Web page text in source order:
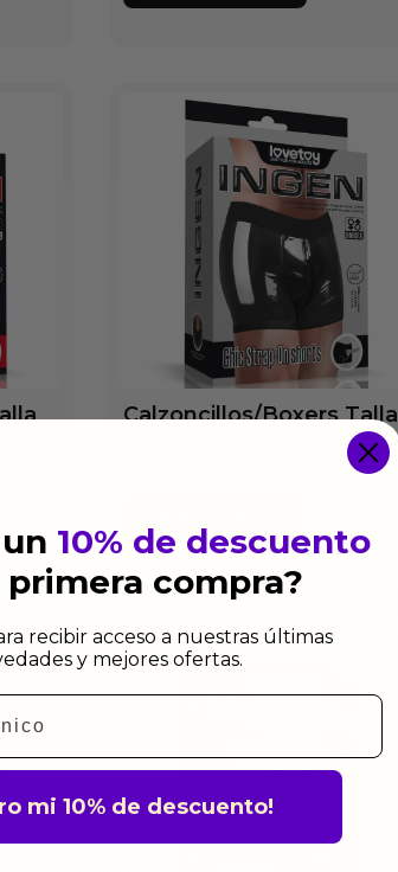
Calzoncillos/Boxers Talla
10% de descuento
compra?
recibir acceso a nuestras últimas
y mejores ofertas.
mi 10% de descuento!